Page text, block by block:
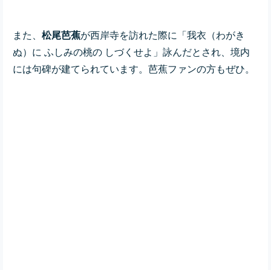
また、 松尾芭蕉が西岸寺を訪れた際に「我衣（わがき
ぬ）に ふしみの桃の しづくせよ」詠んだとされ、境内
には句碑が建てられています。芭蕉ファンの方もぜひ。